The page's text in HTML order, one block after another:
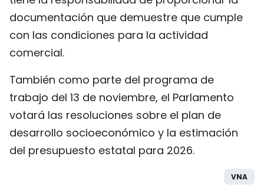
documentación que demuestre que cumple
con las condiciones para la actividad
comercial.
También como parte del programa de
trabajo del 13 de noviembre, el Parlamento
votará las resoluciones sobre el plan de
desarrollo socioeconómico y la estimación
del presupuesto estatal para 2026.
VNA